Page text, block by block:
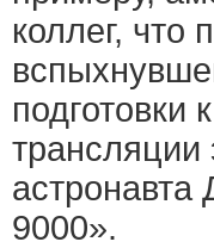
коллег, что
подготовки
трансляции
9000».